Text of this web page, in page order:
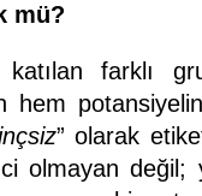
mü?
katılan farklı
” olarak
olmayan değil;